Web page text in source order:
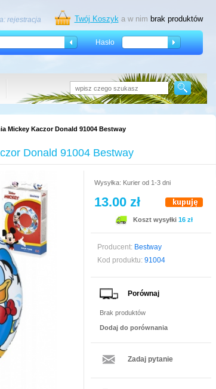
Twój Koszyka w nim brak produktów
rejestracja
Hasło
Mickey Kaczor Donald 91004 Bestway
Donald 91004 Bestway
Wysyłka: Kurier od 1-3 dni
13.00 zł
Koszt wysyłki 16 zł
Producent: Bestway
Kod produktu: 91004
Porównaj
Brak produktów
Dodaj do porównania
Zadaj pytanie